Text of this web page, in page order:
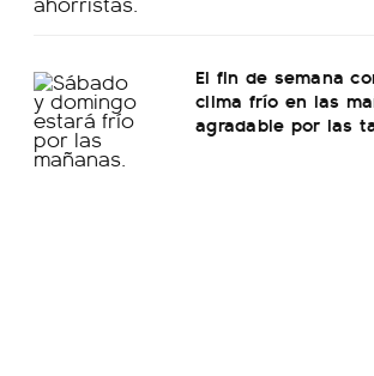
El fin de semana
clima frío en las
agradable por las